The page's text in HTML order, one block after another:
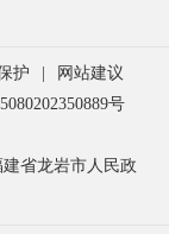
工
就
不
护
网站建议
号
省龙岩市人民政